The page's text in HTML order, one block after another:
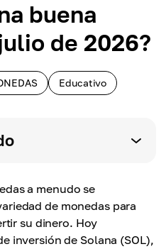
buena
de 2026?
Educativo
a menudo se
de monedas para
su dinero. Hoy
inversión de Solana (SOL),